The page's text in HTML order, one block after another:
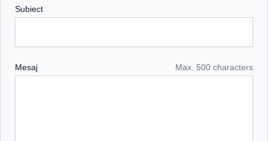
Subiect
Mesaj Max. 500 characters